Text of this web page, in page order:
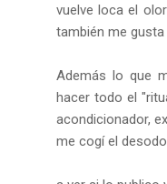
vuelve loca el
también me gusta
Además lo que
hacer todo el
acondicionador,
me cogí el